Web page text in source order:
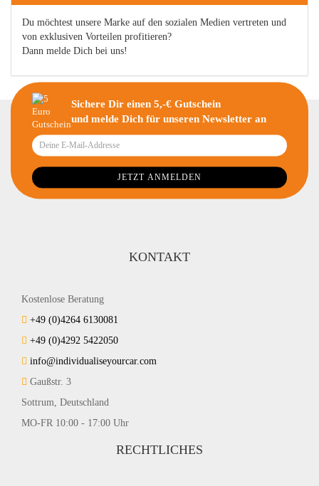
Du möchtest unsere Marke auf den sozialen Medien vertreten und
von exklusiven Vorteilen profitieren?
Dann melde Dich bei uns!
Sichere Dir einen 5,-€ Gutschein
und melde Dich für unseren Newsletter an
KONTAKT
Kostenlose Beratung
+49 (0)4264 6130081
+49 (0)4292 5422050
info@individualiseyourcar.com
Gaußstr. 3
Sottrum, Deutschland
MO-FR 10:00 - 17:00 Uhr
RECHTLICHES